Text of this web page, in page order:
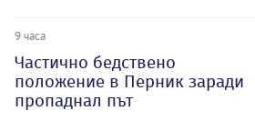
9 часа
Частично бедствено
положение в Перник заради
пропаднал път